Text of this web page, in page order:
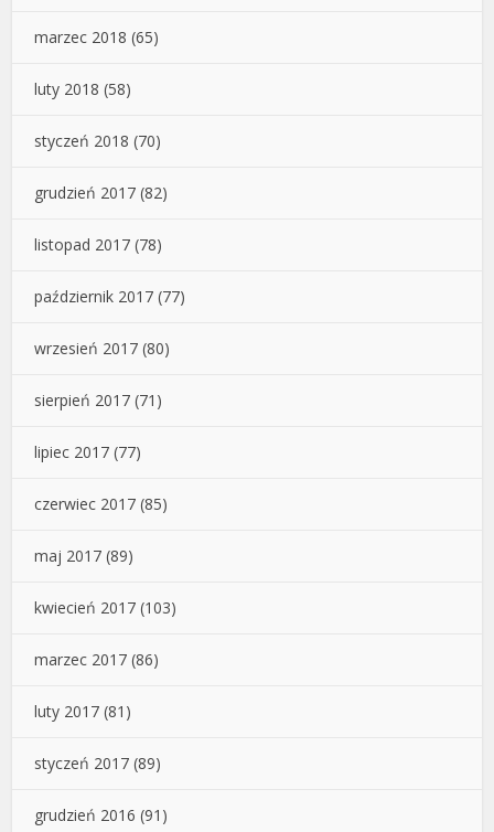
marzec 2018 (65)
luty 2018 (58)
styczeń 2018 (70)
grudzień 2017 (82)
listopad 2017 (78)
październik 2017 (77)
wrzesień 2017 (80)
sierpień 2017 (71)
lipiec 2017 (77)
czerwiec 2017 (85)
maj 2017 (89)
kwiecień 2017 (103)
marzec 2017 (86)
luty 2017 (81)
styczeń 2017 (89)
grudzień 2016 (91)